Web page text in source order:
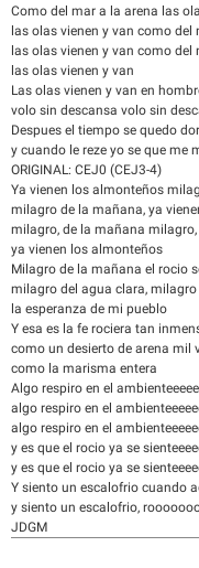
Como del mar a la arena las
las olas vienen y van como del
las olas vienen y van como del
las olas vienen y van
Las olas vienen y van en
volo sin descansa volo sin
Despues el tiempo se quedo
y cuando le reze yo se que me
ORIGINAL: CEJ0 (CEJ3-4)
Ya vienen los almonteños
milagro de la mañana, ya
milagro, de la mañana
ya vienen los almonteños
Milagro de la mañana el rocio
milagro del agua clara,
la esperanza de mi pueblo
Y esa es la fe rociera tan
como un desierto de arena mil
como la marisma entera
Algo respiro en el
algo respiro en el
algo respiro en el
y es que el rocio ya se
y es que el rocio ya se
Y siento un escalofrio cuando
y siento un escalofrio,
JDGM